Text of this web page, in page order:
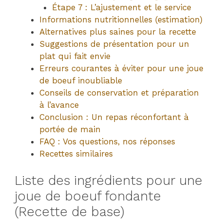
Étape 7 : L’ajustement et le service
Informations nutritionnelles (estimation)
Alternatives plus saines pour la recette
Suggestions de présentation pour un
plat qui fait envie
Erreurs courantes à éviter pour une joue
de boeuf inoubliable
Conseils de conservation et préparation
à l’avance
Conclusion : Un repas réconfortant à
portée de main
FAQ : Vos questions, nos réponses
Recettes similaires
Liste des ingrédients pour une
joue de boeuf fondante
(Recette de base)